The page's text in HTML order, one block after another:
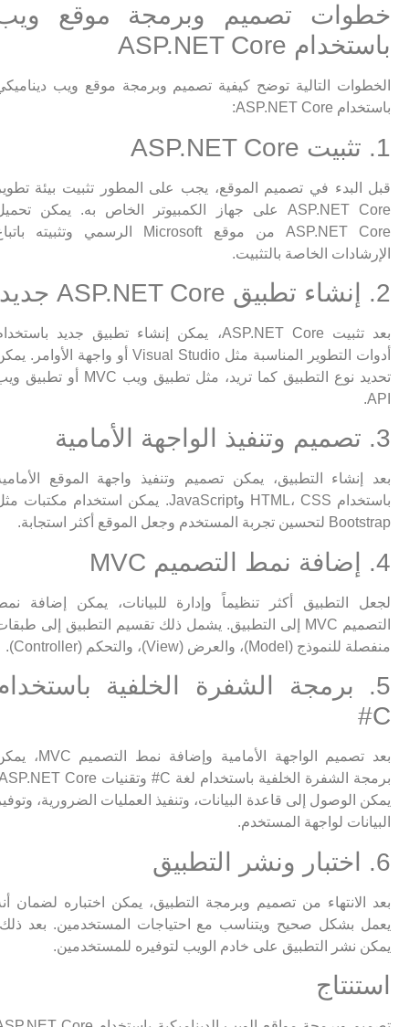
خطوات تصميم وبرمجة موقع ويب
باستخدام ASP.NET Core
الخطوات التالية توضح كيفية تصميم وبرمجة موقع ويب ديناميكي
باستخدام ASP.NET Core:
1. تثبيت ASP.NET Core
قبل البدء في تصميم الموقع، يجب على المطور تثبيت بيئة تطوير
ASP.NET Core على جهاز الكمبيوتر الخاص به. يمكن تحميل
ASP.NET Core من موقع Microsoft الرسمي وتثبيته باتباع
الإرشادات الخاصة بالتثبيت.
2. إنشاء تطبيق ASP.NET Core جديد
بعد تثبيت ASP.NET Core، يمكن إنشاء تطبيق جديد باستخدام
أدوات التطوير المناسبة مثل Visual Studio أو واجهة الأوامر. يمكن
تحديد نوع التطبيق كما تريد، مثل تطبيق ويب MVC أو تطبيق ويب
API.
3. تصميم وتنفيذ الواجهة الأمامية
بعد إنشاء التطبيق، يمكن تصميم وتنفيذ واجهة الموقع الأمامية
باستخدام HTML، CSS وJavaScript. يمكن استخدام مكتبات مثل
Bootstrap لتحسين تجربة المستخدم وجعل الموقع أكثر استجابة.
4. إضافة نمط التصميم MVC
لجعل التطبيق أكثر تنظيماً وإدارة للبيانات، يمكن إضافة نمط
التصميم MVC إلى التطبيق. يشمل ذلك تقسيم التطبيق إلى طبقات
منفصلة للنموذج (Model)، والعرض (View)، والتحكم (Controller).
5. برمجة الشفرة الخلفية باستخدام
C#
بعد تصميم الواجهة الأمامية وإضافة نمط التصميم MVC، يمكن
برمجة الشفرة الخلفية باستخدام لغة C# وتقنيات ASP.NET Core.
يمكن الوصول إلى قاعدة البيانات، وتنفيذ العمليات الضرورية، وتوفير
البيانات لواجهة المستخدم.
6. اختبار ونشر التطبيق
بعد الانتهاء من تصميم وبرمجة التطبيق، يمكن اختباره لضمان أنه
يعمل بشكل صحيح ويتناسب مع احتياجات المستخدمين. بعد ذلك،
يمكن نشر التطبيق على خادم الويب لتوفيره للمستخدمين.
استنتاج